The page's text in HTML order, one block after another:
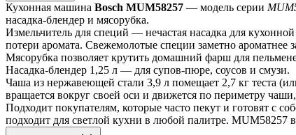
Кухонная машина Bosch MUM58257 — модель серии
насадка-блендер и мясорубка.
Измельчитель для специй — нечастая насадка для
потери аромата. Свежемолотые специи заметно ароматнее
Мясорубка позволяет крутить домашний фарш для
Насадка-блендер 1,25 л — для супов-пюре, соусов и смузи.
Чаша из нержавеющей стали 3,9 л помещает 2,7 кг теста
вращается вокруг своей оси и движется по периметру
Подходит покупателям, которые часто пекут и готовят с
подходит для светлой кухни в любой палитре. MUM58257